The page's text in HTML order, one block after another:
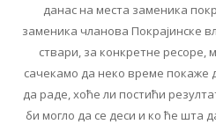
данас на места заменика
заменика чланова Покрајинске
ствари, за конкретне ресоре,
сачекамо да неко време покаже
да раде, хоће ли постићи
би могло да се деси и ко ће шта